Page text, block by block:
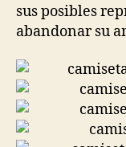
sus posibles
abandonar su